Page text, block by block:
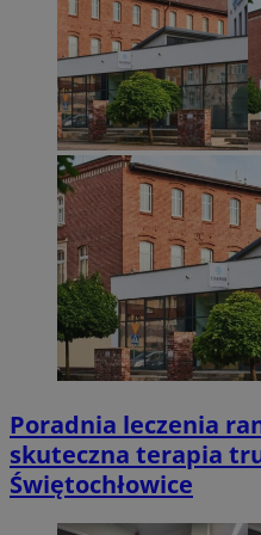
Poradnia leczenia
skuteczna terapia
ŚwiętochłowiceCookieScriptConsent